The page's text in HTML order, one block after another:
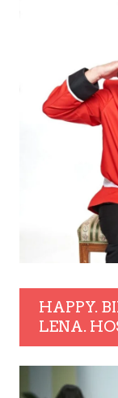
HAPPY.
LENA.